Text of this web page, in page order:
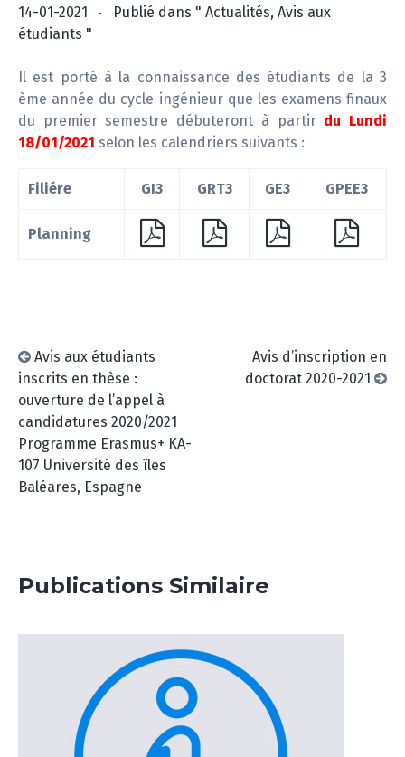
n
14-01-2021 . Publié dans " Actualités, Avis aux
étudiants "
Il est porté à la connaissance des étudiants de la 3
ème année du cycle ingénieur que les examens finaux
du premier semestre débuteront à partir du Lundi
18/01/2021 selon les calendriers suivants :
Filiére GI3 GRT3 GE3 GPEE3
Planning
Avis aux étudiants
inscrits en thèse :
ouverture de l’appel à
candidatures 2020/2021
Programme Erasmus+ KA-
107 Université des îles
Baléares, Espagne
Avis d’inscription en
doctorat 2020-2021
Publications Similaire